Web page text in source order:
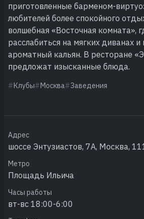
приготовленные барменом-
любителей более спокойного
волшебная «Восточная комната»,
расслабиться на мягких диванах и
ароматный кальян. В ресторане
предложат изысканные блюда.
Клубы Москва Заведения
Адрес
шоссе Энтузиастов, 7А, Москва,
Метро
Площадь Ильича
Часы работы
вт-вс 18:00-6:00